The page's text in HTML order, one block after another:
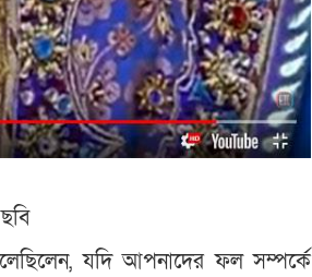
যদি আপনাদের ফল সম্পর্কে